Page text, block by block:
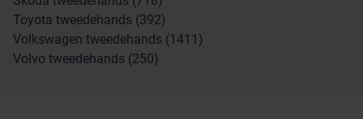
Toyota tweedehands (392)
Volkswagen tweedehands (1411)
Volvo tweedehands (250)